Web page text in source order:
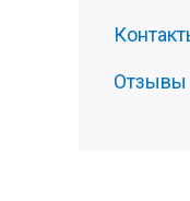
Отзывы